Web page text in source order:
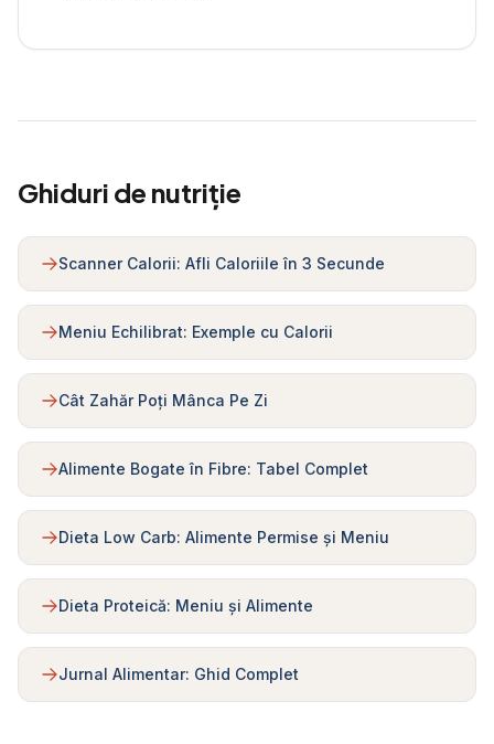
Ghiduri de nutriție
Scanner Calorii: Afli Caloriile în 3 Secunde
Meniu Echilibrat: Exemple cu Calorii
Cât Zahăr Poți Mânca Pe Zi
Alimente Bogate în Fibre: Tabel Complet
Dieta Low Carb: Alimente Permise și Meniu
Dieta Proteică: Meniu și Alimente
Jurnal Alimentar: Ghid Complet